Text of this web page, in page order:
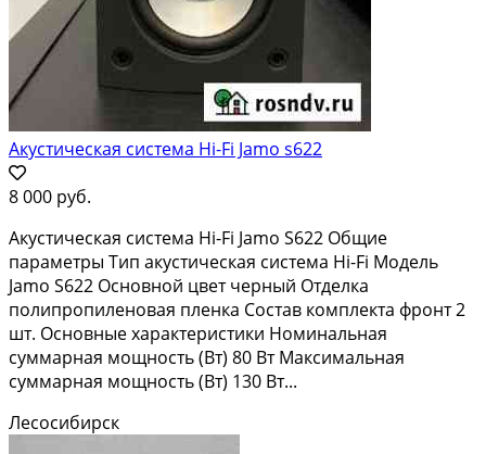
Акустическая система Hi-Fi Jamo s622
8 000 руб.
Акустическая система Hi-Fi Jamo S622 Общие
параметры Тип акустическая система Hi-Fi Модель
Jamo S622 Основной цвет черный Отделка
полипропиленовая пленка Состав комплекта фронт 2
шт. Основные характеристики Номинальная
суммарная мощность (Вт) 80 Вт Максимальная
суммарная мощность (Вт) 130 Вт...
Лесосибирск